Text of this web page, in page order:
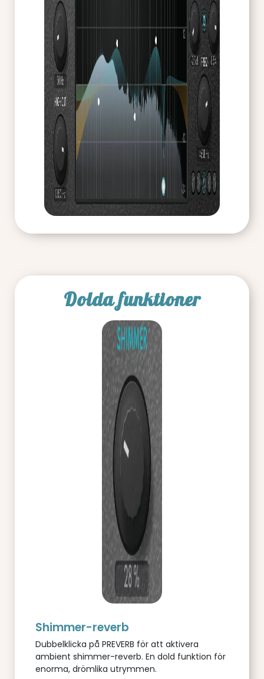
Dolda funktioner
Shimmer-reverb
Dubbelklicka på PREVERB för att aktivera
ambient shimmer-reverb. En dold funktion för
enorma, drömlika utrymmen.